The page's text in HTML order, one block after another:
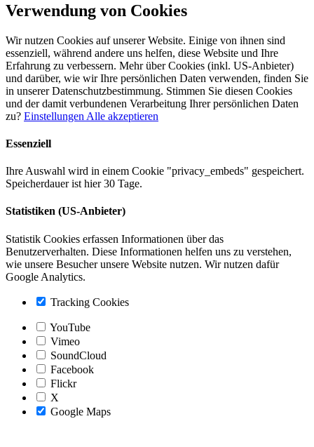
Verwendung von Cookies
Wir nutzen Cookies auf unserer Website. Einige von ihnen sind
essenziell, während andere uns helfen, diese Website und Ihre
Erfahrung zu verbessern. Mehr über Cookies (inkl. US-Anbieter)
und darüber, wie wir Ihre persönlichen Daten verwenden, finden Sie
in unserer Datenschutzbestimmung. Stimmen Sie diesen Cookies
und der damit verbundenen Verarbeitung Ihrer persönlichen Daten
zu? Einstellungen Alle akzeptieren
Essenziell
Ihre Auswahl wird in einem Cookie "privacy_embeds" gespeichert.
Speicherdauer ist hier 30 Tage.
Statistiken (US-Anbieter)
Statistik Cookies erfassen Informationen über das
Benutzerverhalten. Diese Informationen helfen uns zu verstehen,
wie unsere Besucher unsere Website nutzen. Wir nutzen dafür
Google Analytics.
Tracking Cookies
YouTube
Vimeo
SoundCloud
Facebook
Flickr
X
Google Maps